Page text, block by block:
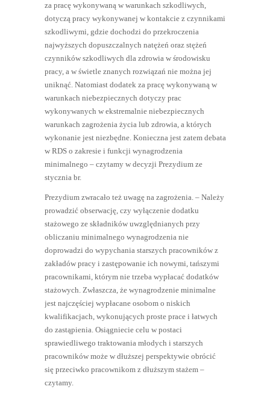
za pracę wykonywaną w warunkach szkodliwych,
dotyczą pracy wykonywanej w kontakcie z czynnikami
szkodliwymi, gdzie dochodzi do przekroczenia
najwyższych dopuszczalnych natężeń oraz stężeń
czynników szkodliwych dla zdrowia w środowisku
pracy, a w świetle znanych rozwiązań nie można jej
uniknąć. Natomiast dodatek za pracę wykonywaną w
warunkach niebezpiecznych dotyczy prac
wykonywanych w ekstremalnie niebezpiecznych
warunkach zagrożenia życia lub zdrowia, a których
wykonanie jest niezbędne. Konieczna jest zatem debata
w RDS o zakresie i funkcji wynagrodzenia
minimalnego – czytamy w decyzji Prezydium ze
stycznia br.
Prezydium zwracało też uwagę na zagrożenia. – Należy
prowadzić obserwację, czy wyłączenie dodatku
stażowego ze składników uwzględnianych przy
obliczaniu minimalnego wynagrodzenia nie
doprowadzi do wypychania starszych pracowników z
zakładów pracy i zastępowanie ich nowymi, tańszymi
pracownikami, którym nie trzeba wypłacać dodatków
stażowych. Zwłaszcza, że wynagrodzenie minimalne
jest najczęściej wypłacane osobom o niskich
kwalifikacjach, wykonujących proste prace i łatwych
do zastąpienia. Osiągniecie celu w postaci
sprawiedliwego traktowania młodych i starszych
pracowników może w dłuższej perspektywie obrócić
się przeciwko pracownikom z dłuższym stażem –
czytamy.